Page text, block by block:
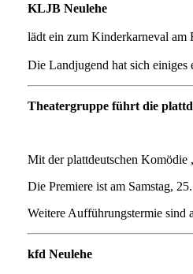
KLJB Neulehe
lädt ein zum Kinderkarneval am
Die Landjugend hat sich einiges
Theatergruppe führt die
Mit der plattdeutschen Komödie
Die Premiere ist am Samstag, 25.
Weitere Aufführungstermie sind
kfd Neulehe